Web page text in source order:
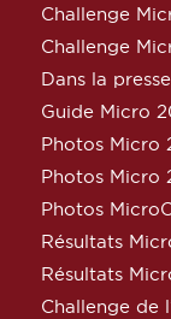
Challenge
Challenge
Dans la presse
Guide Micro
Photos Micro
Photos Micro
Photos
Résultats
Résultats
Challenge de